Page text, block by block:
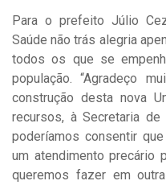
Para o prefeito Júlio
Saúde não trás alegria
todos os que se
população. “Agradeço
construção desta nova
recursos, à Secretaria
poderíamos consentir
um atendimento precário
queremos fazer em